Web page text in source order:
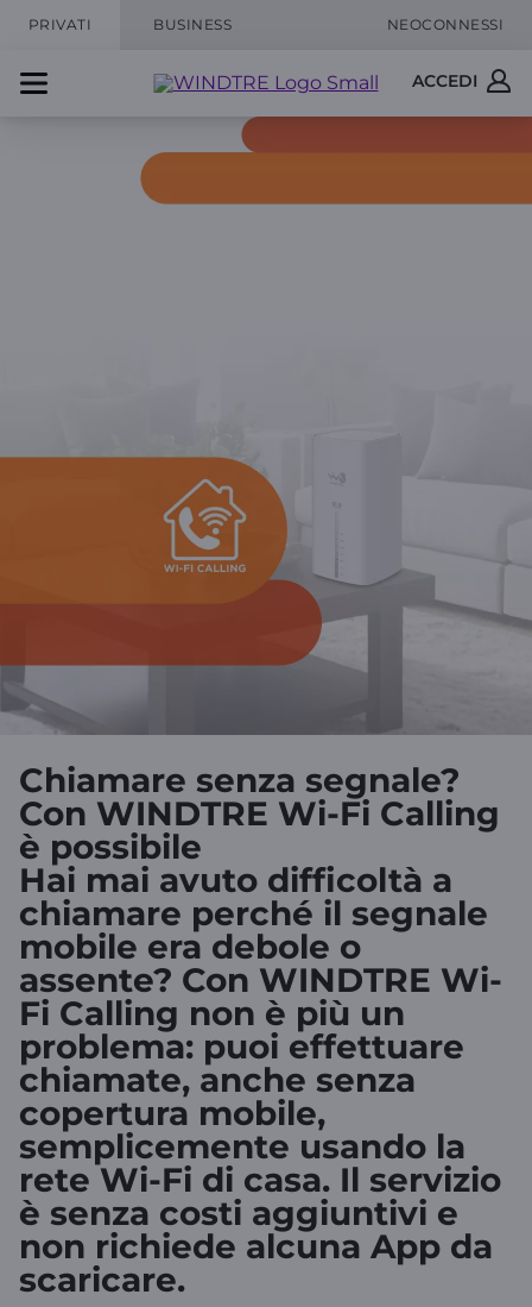
PRIVATI BUSINESS NEOCONNESSI
ACCEDI
Usa le condizioni della tua tariffa abituale
Non serve alcuna App
La funzionalità è integrata nel tuo Smartphone
Android o iOS compatibile
Chiamare senza segnale?
Con WINDTRE Wi-Fi Calling
è possibile
Hai mai avuto difficoltà a
chiamare perché il segnale
mobile era debole o
assente? Con WINDTRE Wi-
Fi Calling non è più un
problema: puoi effettuare
chiamate, anche senza
copertura mobile,
semplicemente usando la
rete Wi-Fi di casa. Il servizio
è senza costi aggiuntivi e
non richiede alcuna App da
scaricare.